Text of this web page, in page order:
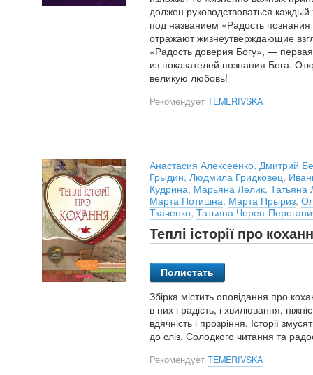
должен руководствоваться
под названием «Радость
отражают жизнеутверждающие
«Радость доверия Богу», —
из показателей познания Бога.
великую любовь!
Рекомендует TEMERIVSKA
Анастасия Алексеенко, Дмитрий
Грыдин,Людмила Гридковец,
Кудрина,Марьяна Лелик,Татьяна
Марта Потишна,Марта Прыриз,
Ткаченко,Татьяна Череп-
Теплі історії про
Полистать
Збірка містить оповідання про
в них і радість, і хвилювання,
вдячність і прозріння. Історії
до сліз. Солодкого читання та
Рекомендует TEMERIVSKA